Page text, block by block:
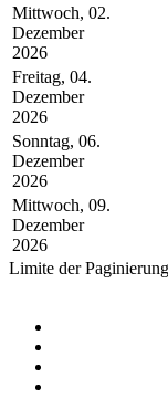
Mittwoch, 02.
Dezember
2026
Freitag, 04.
Dezember
2026
Sonntag, 06.
Dezember
2026
Mittwoch, 09.
Dezember
2026
Limite der